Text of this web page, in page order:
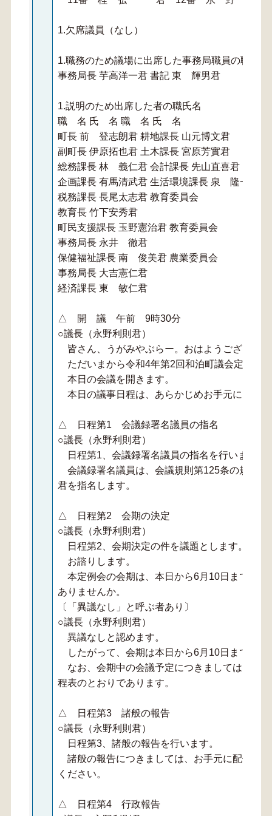
1.欠席議員（なし）
1.職務のため議場に出席した事務局職員の職氏名
事務局長 芋高洋一君 書記 東 輝男君
1.説明のため出席した者の職氏名
職 名 氏 名 職 名 氏 名
町長 前 登志朗君 耕地課長 山元博文君
副町長 伊原拓也君 土木課長 宮原芳實君
総務課長 林 義仁君 会計課長 先山直喜君
企画課長 有馬清武君 生活環境課長 泉 隆一君
税務課長 長尾太志君 教育委員会
教育長 竹下安秀君
町民支援課長 玉野憲治君 教育委員会
事務局長 永井 徹君
保健福祉課長 南 俊美君 農業委員会
事務局長 大吉憲仁君
経済課長 東 敏仁君
△ 開 議 午前 9時30分
○議長（永野利則君）
皆さん、うがみやぶらー。おはようございま
ただいまから令和4年第2回和泊町議会定例会
本日の会議を開きます。
本日の議事日程は、あらかじめお手元にお配
△ 日程第1 会議録署名議員の指名
○議長（永野利則君）
日程第1、会議録署名議員の指名を行います。
会議録署名議員は、会議規則第125条の規定に
君を指名します。
△ 日程第2 会期の決定
○議長（永野利則君）
日程第2、会期決定の件を議題とします。
お諮りします。
本定例会の会期は、本日から6月10日までの4
ありませんか。
〔「異議なし」と呼ぶ者あり〕
○議長（永野利則君）
異議なしと認めます。
したがって、会期は本日から6月10日までの4
なお、会期中の会議予定につきましては、お
程表のとおりであります。
△ 日程第3 諸般の報告
○議長（永野利則君）
日程第3、諸般の報告を行います。
諸般の報告につきましては、お手元に配付の
ください。
△ 日程第4 行政報告